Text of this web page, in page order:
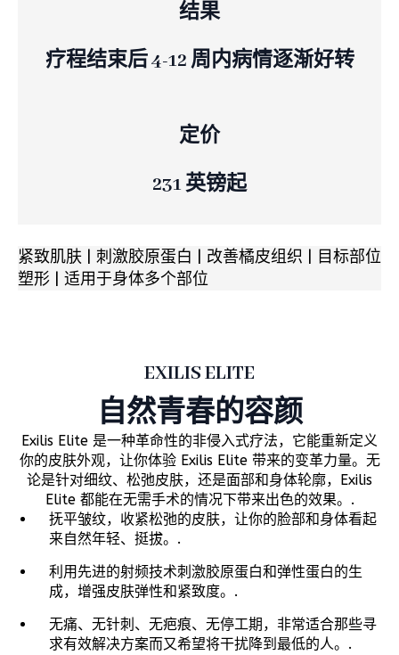
结果
疗程结束后 4-12 周内病情逐渐好转
定价
231 英镑起
紧致肌肤 | 刺激胶原蛋白 | 改善橘皮组织 | 目标部位
塑形 | 适用于身体多个部位
EXILIS ELITE
自然青春的容颜
Exilis Elite 是一种革命性的非侵入式疗法，它能重新定义
你的皮肤外观，让你体验 Exilis Elite 带来的变革力量。无
论是针对细纹、松弛皮肤，还是面部和身体轮廓，Exilis
Elite 都能在无需手术的情况下带来出色的效果。.
抚平皱纹，收紧松弛的皮肤，让你的脸部和身体看起
来自然年轻、挺拔。.
利用先进的射频技术刺激胶原蛋白和弹性蛋白的生
成，增强皮肤弹性和紧致度。.
无痛、无针刺、无疤痕、无停工期，非常适合那些寻
求有效解决方案而又希望将干扰降到最低的人。.